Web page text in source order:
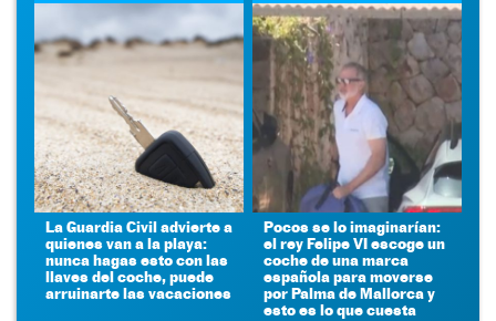
La Guardia Civil advierte a
quienes van a la playa:
nunca hagas esto con las
llaves del coche, puede
arruinarte las vacaciones
Pocos se lo imaginarían:
el rey Felipe VI escoge un
coche de una marca
española para moverse
por Palma de Mallorca y
esto es lo que cuesta